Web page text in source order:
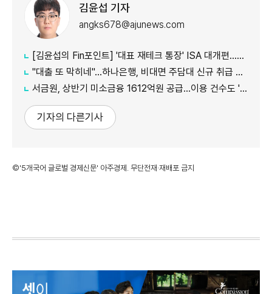
김윤섭 기자
angks678@ajunews.com
[김윤섭의 Fin포인트] '대표 재테크 통장' ISA 대개편…나에게 맞는 전략은?
"대출 또 막히네"…하나은행, 비대면 주담대 신규 취급 중단
서금원, 상반기 미소금융 1612억원 공급…이용 건수도 '역대 최대'
기자의 다른기사
©'5개국어 글로벌 경제신문' 아주경제. 무단전재·재배포 금지